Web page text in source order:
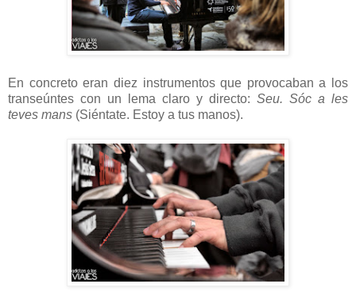
En concreto eran diez instrumentos que provocaban a los
transeúntes con un lema claro y directo: Seu. Sóc a les
teves mans (Siéntate. Estoy a tus manos).